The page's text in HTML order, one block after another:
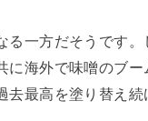
一方だそうです
海外で味噌のブ
最高を塗り替え続